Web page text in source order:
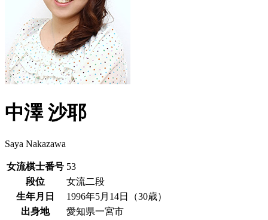
中澤 沙耶
Saya Nakazawa
女流棋士番号 53
段位
女流二段
生年月日
1996年5月14日（30歳）
出身地
愛知県一宮市